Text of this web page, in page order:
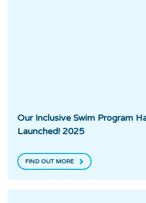
Our Inclusive Swim Program
Launched! 2025
FIND OUT MORE